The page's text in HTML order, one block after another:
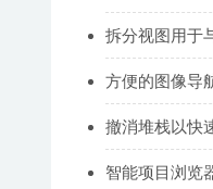
拆分视图用于
方便的图像导
撤消堆栈以快
智能项目浏览